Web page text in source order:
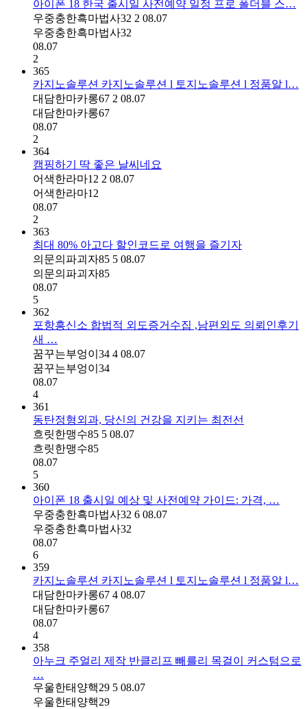
아이폰 18 한국 출시일 사전예약 일정 프로 폴더블 스…
우중충한흑마법사32 2 08.07
우중충한흑마법사32
08.07
2
365
카지노솔루션 카지노솔루션 l 토지노솔루션 l 정품알 l…
대담한마카롱67 2 08.07
대담한마카롱67
08.07
2
364
캠핑하기 딱 좋은 날씨네요
어색한라마12 2 08.07
어색한라마12
08.07
2
363
최대 80% 아고다 할인코드로 여행을 즐기자
의문의파괴자85 5 08.07
의문의파괴자85
08.07
5
362
포항흥신소 합법적 외도증거수집 ,남편외도 의뢰인후기
새 …
꿈꾸는부엉이34 4 08.07
꿈꾸는부엉이34
08.07
4
361
동탄정형외과, 당신의 건강을 지키는 최전선
흐릿한맹수85 5 08.07
흐릿한맹수85
08.07
5
360
아이폰 18 출시일 예상 및 사전예약 가이드: 가격, …
우중충한흑마법사32 6 08.07
우중충한흑마법사32
08.07
6
359
카지노솔루션 카지노솔루션 l 토지노솔루션 l 정품알 l…
대담한마카롱67 4 08.07
대담한마카롱67
08.07
4
358
아누크 주얼리 제작 반클리프 빼를리 목걸이 커스텀으로
…
우울한태양핵29 5 08.07
우울한태양핵29